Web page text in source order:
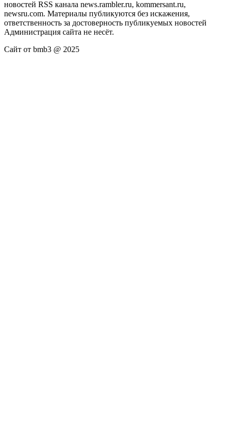
новостей RSS канала news.rambler.ru, kommersant.ru,
newsru.com. Материалы публикуются без искажения,
ответственность за достоверность публикуемых новостей
Администрация сайта не несёт.
Сайт от bmb3 @ 2025